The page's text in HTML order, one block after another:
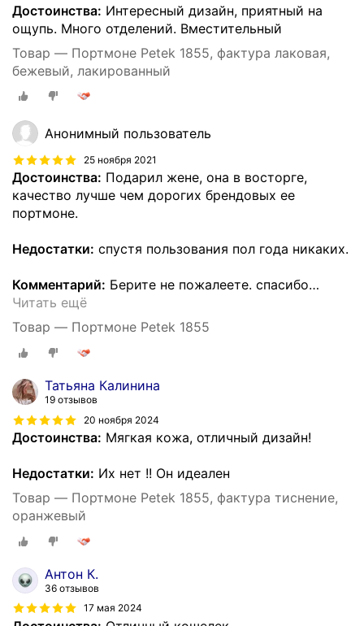
Достоинства: Интересный дизайн, приятный на
ощупь. Много отделений. Вместительный
Товар — Портмоне Petek 1855, фактура лаковая,
бежевый, лакированный
Анонимный пользователь
25 ноября 2021
Достоинства: Подарил жене, она в восторге,
качество лучше чем дорогих брендовых ее
портмоне.
Недостатки: спустя пользования пол года никаких.
Комментарий: Берите не пожалеете. спасибо…
Читать ещё
Товар — Портмоне Petek 1855
Татьяна Калинина
19 отзывов
20 ноября 2024
Достоинства: Мягкая кожа, отличный дизайн!
Недостатки: Их нет !! Он идеален
Товар — Портмоне Petek 1855, фактура тиснение,
оранжевый
Антон К.
36 отзывов
17 мая 2024